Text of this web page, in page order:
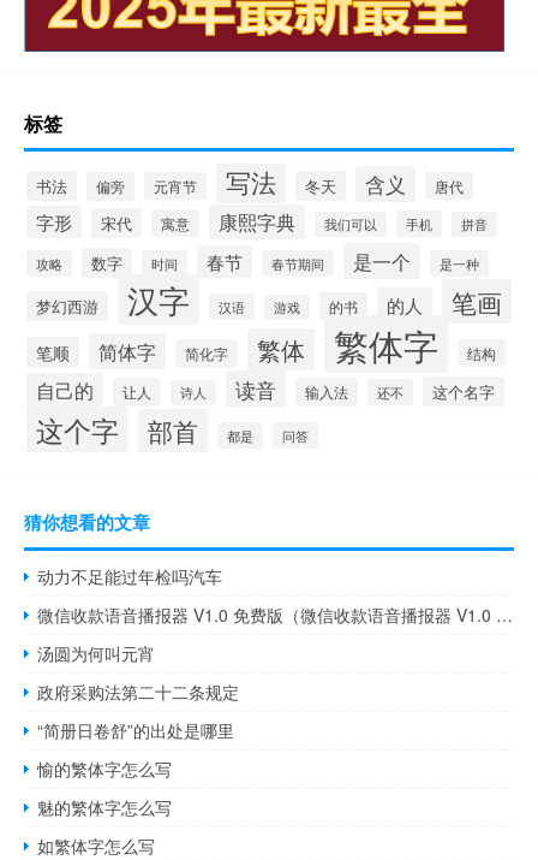
标签
书法 偏旁 元宵节 写法 冬天 含义 唐代
字形 宋代 寓意 康熙字典 我们可以 手机 拼音
攻略 数字 时间 春节 春节期间 是一个 是一种
梦幻西游 汉字 汉语 游戏 的书 的人 笔画
笔顺 简体字 简化字 繁体 繁体字 结构
自己的 让人 诗人 读音 输入法 还不 这个名字
这个字 部首 都是 问答
猜你想看的文章
动力不足能过年检吗汽车
微信收款语音播报器 V1.0 免费版（微信收款语音播报器 V1.0 免费版功能简介）
汤圆为何叫元宵
政府采购法第二十二条规定
“简册日卷舒”的出处是哪里
愉的繁体字怎么写
魅的繁体字怎么写
如繁体字怎么写